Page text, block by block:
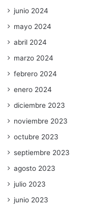
junio 2024
mayo 2024
abril 2024
marzo 2024
febrero 2024
enero 2024
diciembre 2023
noviembre 2023
octubre 2023
septiembre 2023
agosto 2023
julio 2023
junio 2023